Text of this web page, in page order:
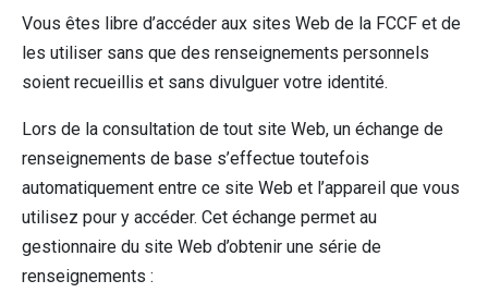
Vous êtes libre d’accéder aux sites Web de la FCCF et de
les utiliser sans que des renseignements personnels
soient recueillis et sans divulguer votre identité.
Lors de la consultation de tout site Web, un échange de
renseignements de base s’effectue toutefois
automatiquement entre ce site Web et l’appareil que vous
utilisez pour y accéder. Cet échange permet au
gestionnaire du site Web d’obtenir une série de
renseignements :